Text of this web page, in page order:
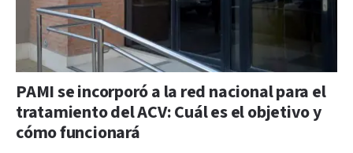
PAMI se incorporó a la red nacional para el
tratamiento del ACV: Cuál es el objetivo y
cómo funcionará